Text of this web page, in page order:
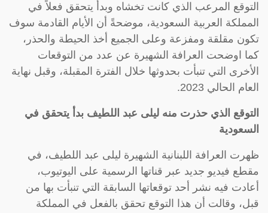
التوقع المرعب الذي كانت تخشاه وبدأ يتحقق فعلاً في
المملكة العربية السعودية، موضحةً أن الأيام القادمة سوف
تكون مقلقة ومفزعة وعلى الجميع أخذ الحيطة والحذر،
كما اوضحت العرافة الشهيرة عن عدد من التوقعات
الأخرى التي تنبأت بحدوثها خلال الفترة المقبلة، وقبل نهاية
العام الحالي 2023.
التوقع الذي حذرت منه ليلى عبد اللطيف بدأ يتحقق في
السعودية
ظهرت العرافة اللبنانية الشهيرة ليلى عبد اللطيف، في
مقطع فيديو جديد عبر قناتها الرسمية على اليوتيوب،
أعادت فيه نشر أحد توقعاتها السابقة التي تنبأت بها من
قبل، وقالت أن هذا التوقع تحقق بالفعل في المملكة